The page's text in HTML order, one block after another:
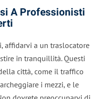
A Professionisti
affidarvi a un traslocatore
in tranquillità. Questi
città, come il traffico
i mezzi, e le